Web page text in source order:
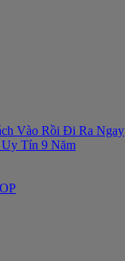
Vào Rồi Đi Ra Ngay
Uy Tín 9 Năm